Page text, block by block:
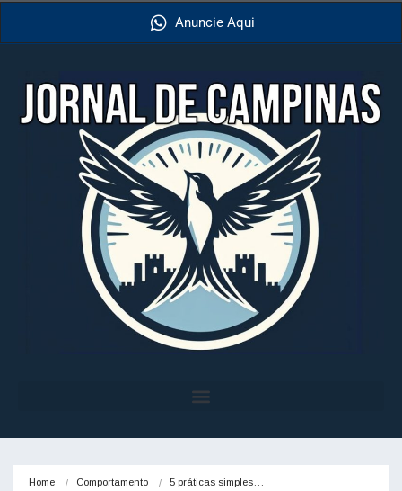
Anuncie Aqui
Home Comportamento 5 práticas simples…